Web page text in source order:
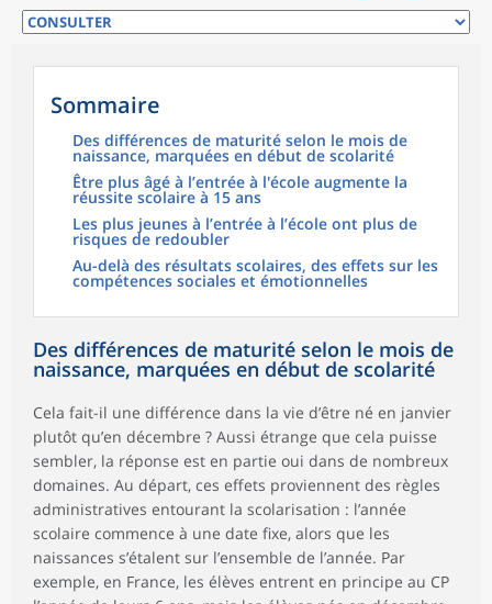
Sommaire
Des différences de maturité selon le mois de
naissance, marquées en début de scolarité
Être plus âgé à l’entrée à l'école augmente la
réussite scolaire à 15 ans
Les plus jeunes à l’entrée à l’école ont plus de
risques de redoubler
Au-delà des résultats scolaires, des effets sur les
compétences sociales et émotionnelles
Des différences de maturité selon le mois de
naissance, marquées en début de scolarité
Cela fait-il une différence dans la vie d’être né en janvier
plutôt qu’en décembre ? Aussi étrange que cela puisse
sembler, la réponse est en partie oui dans de nombreux
domaines. Au départ, ces effets proviennent des règles
administratives entourant la scolarisation : l’année
scolaire commence à une date fixe, alors que les
naissances s’étalent sur l’ensemble de l’année. Par
exemple, en France, les élèves entrent en principe au CP